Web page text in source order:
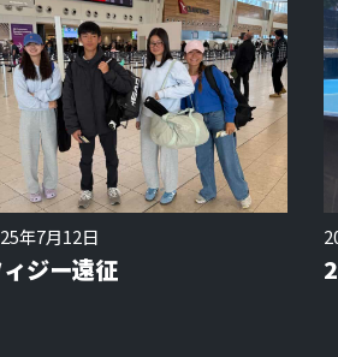
年7月12日
ジー遠征